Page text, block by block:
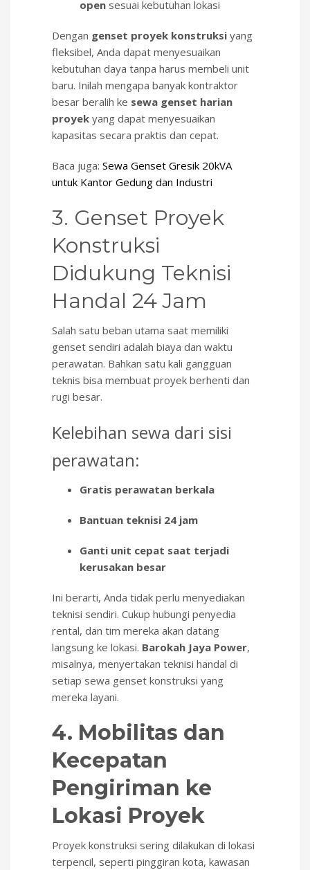
open sesuai kebutuhan lokasi
Dengan genset proyek konstruksi yang
fleksibel, Anda dapat menyesuaikan
kebutuhan daya tanpa harus membeli unit
baru. Inilah mengapa banyak kontraktor
besar beralih ke sewa genset harian
proyek yang dapat menyesuaikan
kapasitas secara praktis dan cepat.
Baca juga: Sewa Genset Gresik 20kVA
untuk Kantor Gedung dan Industri
3. Genset Proyek
Konstruksi
Didukung Teknisi
Handal 24 Jam
Salah satu beban utama saat memiliki
genset sendiri adalah biaya dan waktu
perawatan. Bahkan satu kali gangguan
teknis bisa membuat proyek berhenti dan
rugi besar.
Kelebihan sewa dari sisi
perawatan:
Gratis perawatan berkala
Bantuan teknisi 24 jam
Ganti unit cepat saat terjadi
kerusakan besar
Ini berarti, Anda tidak perlu menyediakan
teknisi sendiri. Cukup hubungi penyedia
rental, dan tim mereka akan datang
langsung ke lokasi. Barokah Jaya Power,
misalnya, menyertakan teknisi handal di
setiap sewa genset konstruksi yang
mereka layani.
4. Mobilitas dan
Kecepatan
Pengiriman ke
Lokasi Proyek
Proyek konstruksi sering dilakukan di lokasi
terpencil, seperti pinggiran kota, kawasan